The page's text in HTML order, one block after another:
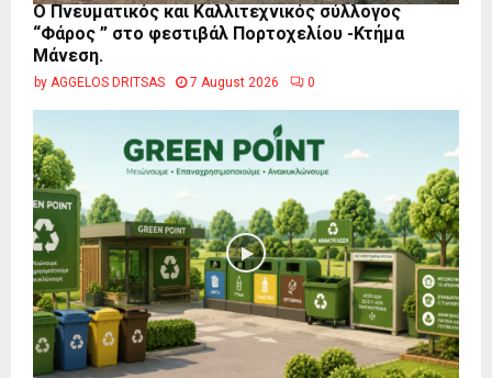
Ο Πνευματικός και Καλλιτεχνικός σύλλογος
“Φάρος ” στο φεστιβάλ Πορτοχελίου -Κτήμα
Μάνεση.
by AGGELOS DRITSAS 7 August 2026 0